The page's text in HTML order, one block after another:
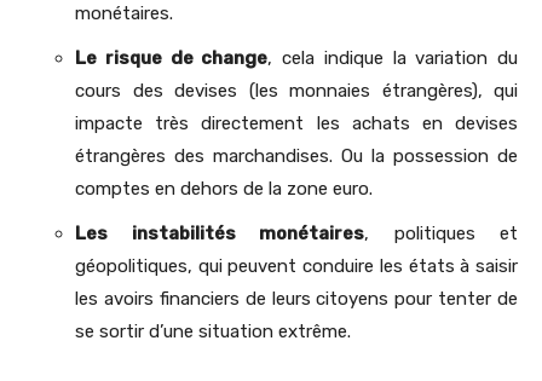
monétaires.
Le risque de change, cela indique la variation du
cours des devises (les monnaies étrangères), qui
impacte très directement les achats en devises
étrangères des marchandises. Ou la possession de
comptes en dehors de la zone euro.
Les instabilités monétaires, politiques et
géopolitiques, qui peuvent conduire les états à saisir
les avoirs financiers de leurs citoyens pour tenter de
se sortir d’une situation extrême.